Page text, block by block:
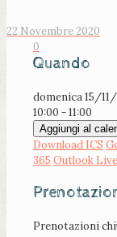
22 Novembre 2020
0
Quando
domenica 15/
10:00 - 11:00
Aggiungi al
Download ICS
365 Outlook Live
Prenotazioni